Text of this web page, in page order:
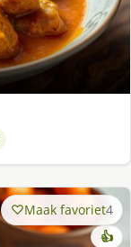
Maak favoriet4
👍